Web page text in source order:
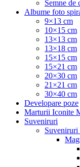
Semne de
Albume foto
9×13 cm
10×15 cm
13×13 cm
13×18 cm
15×15 cm
15×21 cm
20×30 cm
21×21 cm
30×40 cm
Developare poze
Marturii Iconite
Suveniruri
Suveniruri